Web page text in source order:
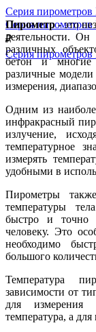
Серия
Серия
₽
Серия
Пирометр- это
деятельности. Он
различных
бетон и многие
различные
измерения,
Одним из
инфракрасный
излучение,
температурное
измерять
удобными в
Пирометры
температуры
быстро и точно
человеку. Это
необходимо
большого
Температура
зависимости от
для измерения
температура, а